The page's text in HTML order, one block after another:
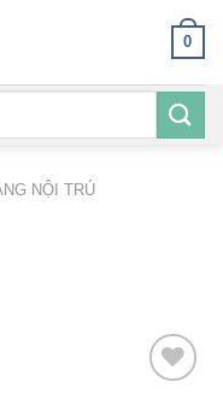
0
NỘI TRÚ